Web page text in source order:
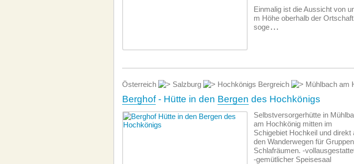
Einmalig ist die Aussicht von
m Höhe oberhalb der
soge...
Österreich Salzburg Hochkönigs Bergreich Mühlbach am
Berghof- Hütte in den Bergen des Hochkönigs
Selbstversorgerhütte in
am Hochkönig mitten im
Schigebiet Hochkeil und direkt
den Wanderwegen für
Schlafräumen. -
-gemütlicher Speisesaal